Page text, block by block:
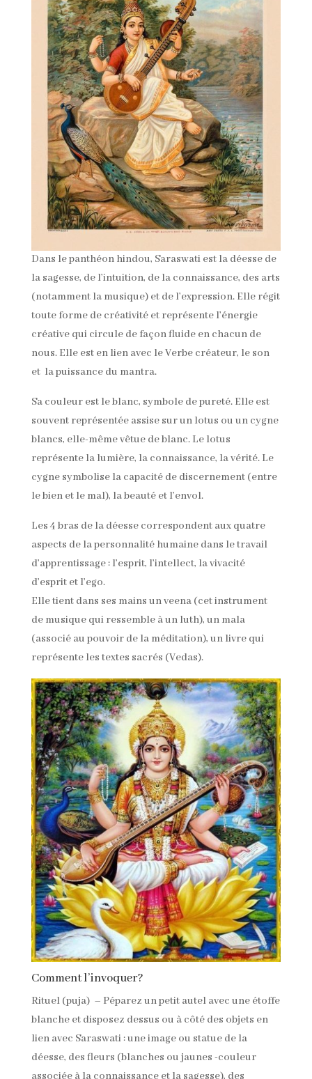
Dans le panthéon hindou, Saraswati est la déesse de
la sagesse, de l’intuition, de la connaissance, des arts
(notamment la musique) et de l’expression. Elle régit
toute forme de créativité et représente l’énergie
créative qui circule de façon fluide en chacun de
nous. Elle est en lien avec le Verbe créateur, le son
et la puissance du mantra.
Sa couleur est le blanc, symbole de pureté. Elle est
souvent représentée assise sur un lotus ou un cygne
blancs, elle-même vêtue de blanc. Le lotus
représente la lumière, la connaissance, la vérité. Le
cygne symbolise la capacité de discernement (entre
le bien et le mal), la beauté et l’envol.
Les 4 bras de la déesse correspondent aux quatre
aspects de la personnalité humaine dans le travail
d’apprentissage : l’esprit, l’intellect, la vivacité
d’esprit et l’ego.
Elle tient dans ses mains un veena (cet instrument
de musique qui ressemble à un luth), un mala
(associé au pouvoir de la méditation), un livre qui
représente les textes sacrés (Vedas).
Comment l’invoquer?
Rituel (puja) – Péparez un petit autel avec une étoffe
blanche et disposez dessus ou à côté des objets en
lien avec Saraswati : une image ou statue de la
déesse, des fleurs (blanches ou jaunes -couleur
associée à la connaissance et la sagesse), des